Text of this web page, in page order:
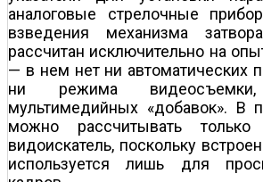
аналоговые стрелочные
взведения механизма
рассчитан исключительно на
— в нем нет ни автоматических
ни режима
мультимедийных «добавок». В
можно рассчитывать только
видоискатель, поскольку
используется лишь для